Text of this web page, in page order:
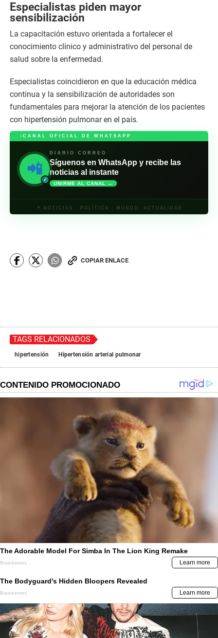
Especialistas piden mayor
sensibilización
La capacitación estuvo orientada a fortalecer el
conocimiento clínico y administrativo del personal de
salud sobre la enfermedad.
Especialistas coincidieron en que la educación médica
continua y la sensibilización de autoridades son
fundamentales para mejorar la atención de los pacientes
con hipertensión pulmonar en el país.
CANAL OFICIAL DE WHATSAPP
📲
✓
DIARIO CORREO
Síguenos en WhatsApp y recibe las
noticias al instante
UNIRME AL CANAL →
📍 NOTICIAS · POLÍTICA · MUNDO· ACTUALIDAD
COPIAR ENLACE
TAGS RELACIONADOS
hipertensión Hipertensión arterial pulmonar